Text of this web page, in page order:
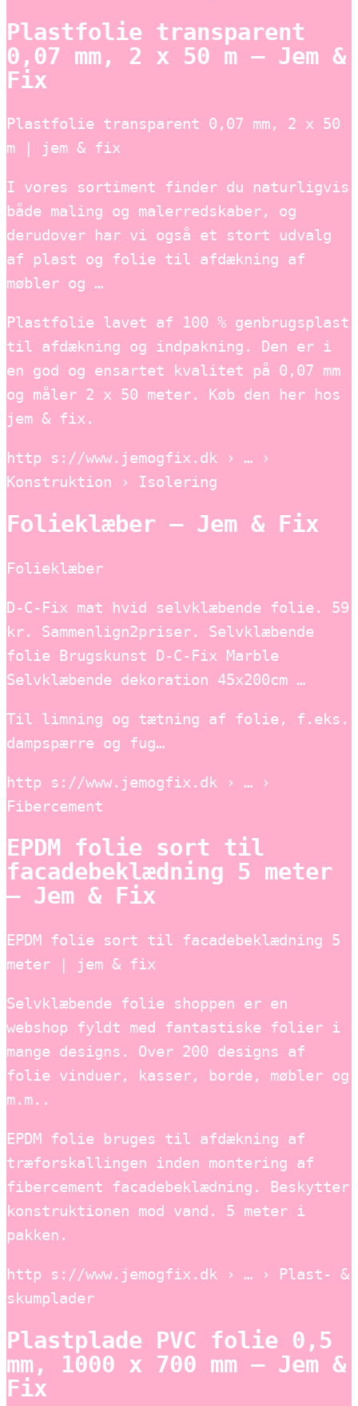
Plastfolie transparent
0,07 mm, 2 x 50 m – Jem &
Fix
Plastfolie transparent 0,07 mm, 2 x 50
m | jem & fix
I vores sortiment finder du naturligvis
både maling og malerredskaber, og
derudover har vi også et stort udvalg
af plast og folie til afdækning af
møbler og …
Plastfolie lavet af 100 % genbrugsplast
til afdækning og indpakning. Den er i
en god og ensartet kvalitet på 0,07 mm
og måler 2 x 50 meter. Køb den her hos
jem & fix.
http s://www.jemogfix.dk › … ›
Konstruktion › Isolering
Folieklæber – Jem & Fix
Folieklæber
D-C-Fix mat hvid selvklæbende folie. 59
kr. Sammenlign2priser. Selvklæbende
folie Brugskunst D-C-Fix Marble
Selvklæbende dekoration 45x200cm …
Til limning og tætning af folie, f.eks.
dampspærre og fug…
http s://www.jemogfix.dk › … ›
Fibercement
EPDM folie sort til
facadebeklædning 5 meter
– Jem & Fix
EPDM folie sort til facadebeklædning 5
meter | jem & fix
Selvklæbende folie shoppen er en
webshop fyldt med fantastiske folier i
mange designs. Over 200 designs af
folie vinduer, kasser, borde, møbler og
m.m..
EPDM folie bruges til afdækning af
træforskallingen inden montering af
fibercement facadebeklædning. Beskytter
konstruktionen mod vand. 5 meter i
pakken.
http s://www.jemogfix.dk › … › Plast- &
skumplader
Plastplade PVC folie 0,5
mm, 1000 x 700 mm – Jem &
Fix